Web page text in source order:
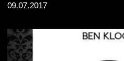
09.07.2017